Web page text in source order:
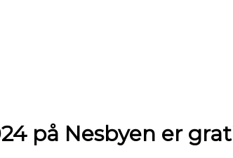
på Nesbyen er